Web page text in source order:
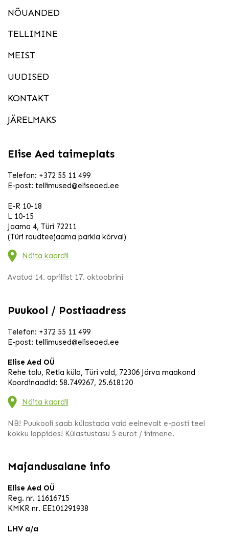
NÕUANDED
TELLIMINE
MEIST
UUDISED
KONTAKT
JÄRELMAKS
Elise Aed taimeplats
Telefon: +372 55 11 499
E-post: tellimused@eliseaed.ee
E-R 10-18
L 10-15
Jaama 4, Türi 72211
(Türi raudteejaama parkla kõrval)
Näita kaardil
Avatud 14. aprillist 17. oktoobrini
Puukool / Postiaadress
Telefon: +372 55 11 499
E-post: tellimused@eliseaed.ee
Elise Aed OÜ
Rehe talu, Retla küla, Türi vald, 72306 Järva maakond
Koordinaadid: 58.749267, 25.618120
Näita kaardil
NB! Puukooli saab külastada vaid eelnevalt e-posti teel
kokku leppides! Külastustasu 5 eurot / inimene.
Majandusalane info
Elise Aed OÜ
Reg. nr. 11616715
KMKR nr. EE101291938
LHV a/a